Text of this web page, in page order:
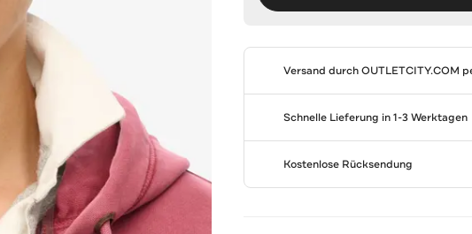
Versand durchOUTLETCITY.COM
Schnelle Lieferung in 1-3 Werktagen
Kostenlose Rücksendung